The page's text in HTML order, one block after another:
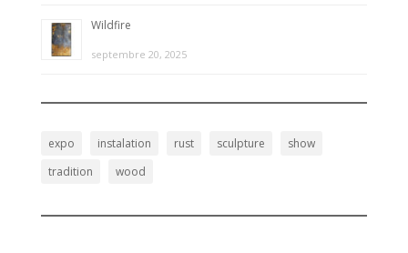
Wildfire
septembre 20, 2025
expo instalation rust sculpture
show
tradition
wood